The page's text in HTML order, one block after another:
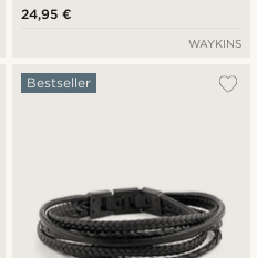
24,95 €
WAYKINS
Bestseller